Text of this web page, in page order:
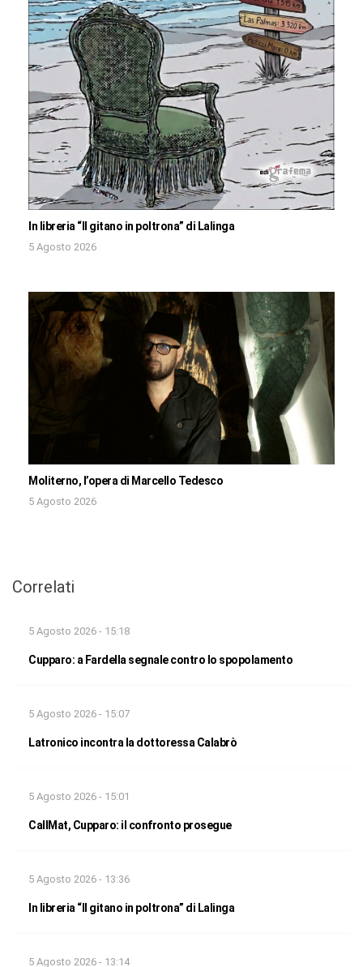
In libreria “Il gitano in poltrona” di Lalinga
5 Agosto 2026
Moliterno, l’opera di Marcello Tedesco
5 Agosto 2026
Correlati
5 Agosto 2026 - 15:18
Cupparo: a Fardella segnale contro lo spopolamento
5 Agosto 2026 - 15:07
Latronico incontra la dottoressa Calabrò
5 Agosto 2026 - 15:01
CallMat, Cupparo: il confronto prosegue
5 Agosto 2026 - 13:36
In libreria “Il gitano in poltrona” di Lalinga
5 Agosto 2026 - 13:14